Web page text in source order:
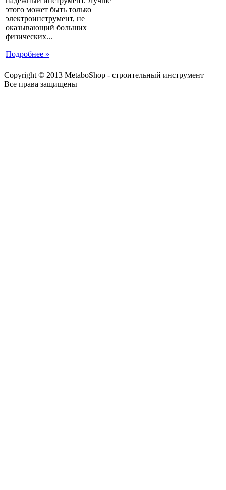
этого может быть только
электроинструмент, не
оказывающий больших
физических...
Подробнее »
Copyright © 2013 MetaboShop - строительный инструмент
Все права защищены